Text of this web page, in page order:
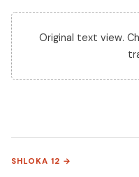
Original text view.
SHLOKA 12 →